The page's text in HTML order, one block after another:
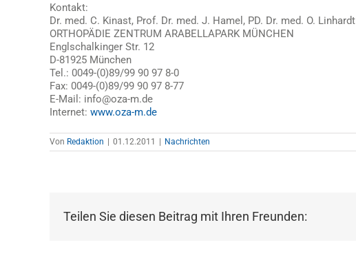
Kontakt:
Dr. med. C. Kinast, Prof. Dr. med. J. Hamel, PD. Dr. med. O. Linhardt
ORTHOPÄDIE ZENTRUM ARABELLAPARK MÜNCHEN
Englschalkinger Str. 12
D-81925 München
Tel.: 0049-(0)89/99 90 97 8-0
Fax: 0049-(0)89/99 90 97 8-77
E-Mail: info@oza-m.de
Internet: www.oza-m.de
Von Redaktion | 01.12.2011 | Nachrichten
Teilen Sie diesen Beitrag mit Ihren Freunden: